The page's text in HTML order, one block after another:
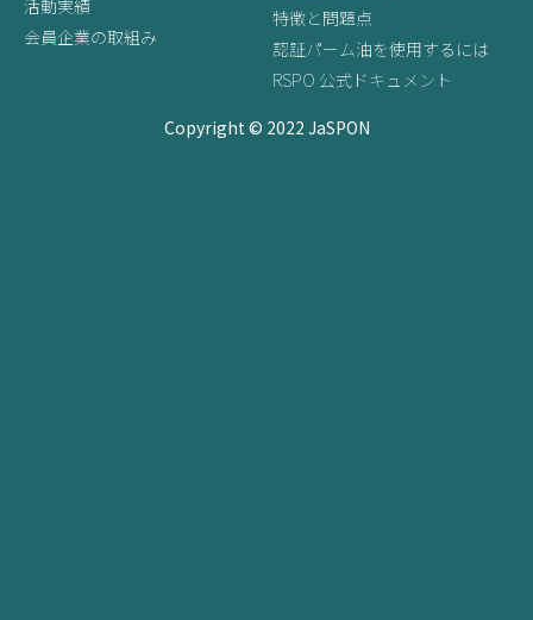
活動実績
会員企業の取組み
特徴と問題点
認証パーム油を使用するには
RSPO 公式ドキュメント
Copyright © 2022 JaSPON